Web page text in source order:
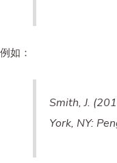
例如：
Smith, J.
York, NY: